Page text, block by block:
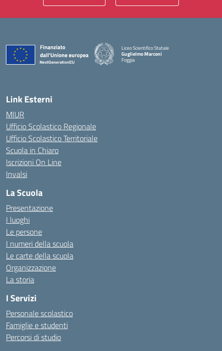
Liceo Scientifico Statale
Guglielmo Marconi
Foggia
— Visita la pagina iniziale della scuola
Link Esterni
MIUR
Ufficio Scolastico Regionale
Ufficio Scolastico Territoriale
Scuola in Chiaro
Iscrizioni On Line
Invalsi
La Scuola
Presentazione
I luoghi
Le persone
I numeri della scuola
Le carte della scuola
Organizzazione
La storia
I Servizi
Personale scolastico
Famiglie e studenti
Percorsi di studio